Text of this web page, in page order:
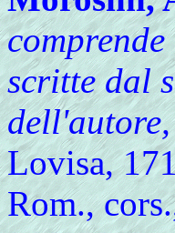
scritte dal
Lovisa,
Rom.,